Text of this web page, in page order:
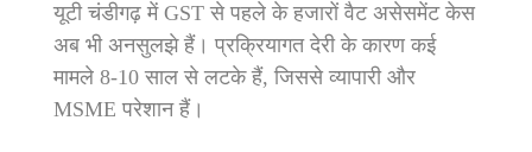
यूटी चंडीगढ़ में GST से पहले के हजारों वैट असेसमेंट केस
अब भी अनसुलझे हैं। प्रक्रियागत देरी के कारण कई
मामले 8-10 साल से लटके हैं, जिससे व्यापारी और
MSME परेशान हैं।